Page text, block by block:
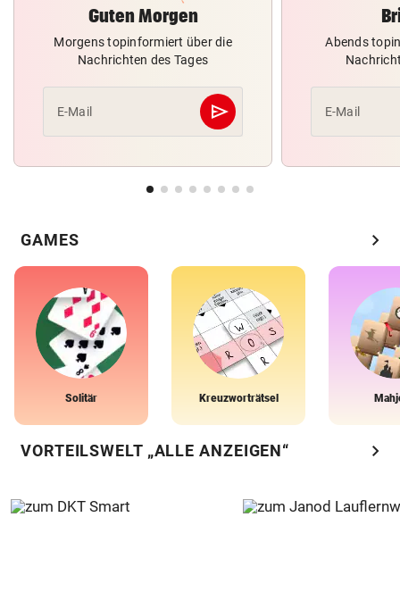
Guten Morgen
Morgens topinformiert über die
Nachrichten des Tages
E-Mail send
Abschicken
Abends
E-Mail
GAMES chevron_right
Solitär Kreuzworträtsel
VORTEILSWELT „ALLE ANZEIGEN“ chevron_right